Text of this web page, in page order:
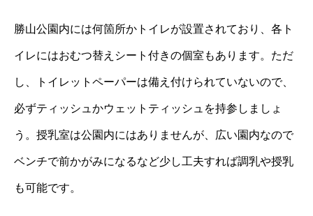
勝山公園内には何箇所かトイレが設置されており、各ト
イレにはおむつ替えシート付きの個室もあります。ただ
し、トイレットペーパーは備え付けられていないので、
必ずティッシュかウェットティッシュを持参しましょ
う。授乳室は公園内にはありませんが、広い園内なので
ベンチで前かがみになるなど少し工夫すれば調乳や授乳
も可能です。